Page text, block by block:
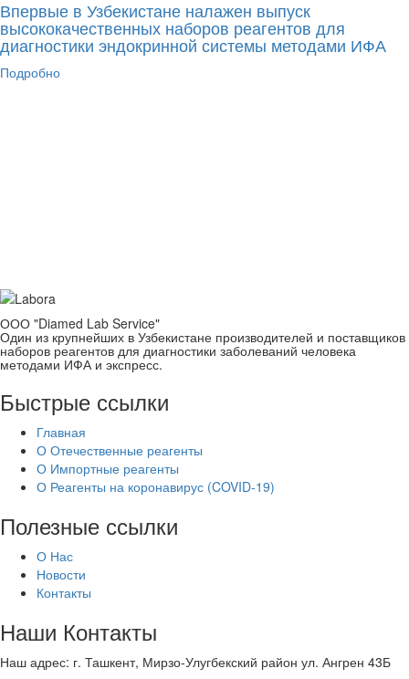
Впервые в Узбекистане налажен выпуск
высококачественных наборов реагентов для
диагностики эндокринной системы методами ИФА
Подробно
ООО "Diamed Lab Service"
Один из крупнейших в Узбекистане производителей и поставщиков
наборов реагентов для диагностики заболеваний человека
методами ИФА и экспресс.
Быстрые ссылки
Главная
О Отечественные реагенты
О Импортные реагенты
О Реагенты на коронавирус (COVID-19)
Полезные ссылки
О Нас
Новости
Контакты
Наши Контакты
Наш адрес: г. Ташкент, Мирзо-Улугбекский район ул. Ангрен 43Б